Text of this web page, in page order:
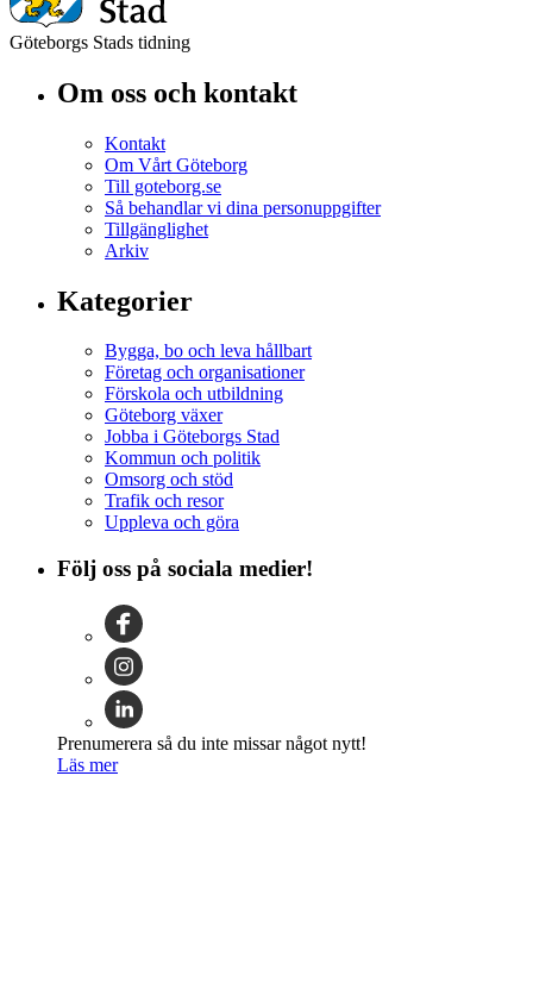
Göteborgs Stads tidning
Om oss och kontakt
Kontakt
Om Vårt Göteborg
Till goteborg.se
Så behandlar vi dina personuppgifter
Tillgänglighet
Arkiv
Kategorier
Bygga, bo och leva hållbart
Företag och organisationer
Förskola och utbildning
Göteborg växer
Jobba i Göteborgs Stad
Kommun och politik
Omsorg och stöd
Trafik och resor
Uppleva och göra
Följ oss på sociala medier!
Prenumerera så du inte missar något nytt!
Läs mer